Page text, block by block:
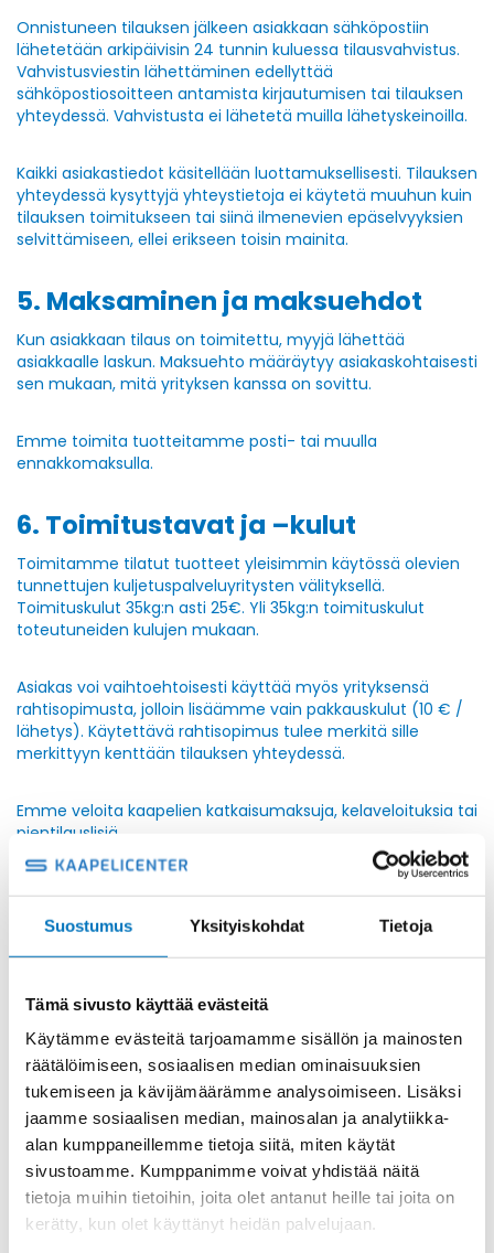
Suostumus Yksityiskohdat Tietoja
Tämä sivusto käyttää evästeitä
Käytämme evästeitä tarjoamamme sisällön ja mainosten
räätälöimiseen, sosiaalisen median ominaisuuksien
tukemiseen ja kävijämäärämme analysoimiseen. Lisäksi
jaamme sosiaalisen median, mainosalan ja analytiikka-
alan kumppaneillemme tietoja siitä, miten käytät
sivustoamme. Kumppanimme voivat yhdistää näitä
tietoja muihin tietoihin, joita olet antanut heille tai joita on
kerätty, kun olet käyttänyt heidän palvelujaan.
Onnistuneen tilauksen jälkeen asiakkaan sähköpostiin
lähetetään arkipäivisin 24 tunnin kuluessa tilausvahvistus.
Vahvistusviestin lähettäminen edellyttää
sähköpostiosoitteen antamista kirjautumisen tai tilauksen
yhteydessä. Vahvistusta ei lähetetä muilla lähetyskeinoilla.
Kaikki asiakastiedot käsitellään luottamuksellisesti. Tilauksen
yhteydessä kysyttyjä yhteystietoja ei käytetä muuhun kuin
tilauksen toimitukseen tai siinä ilmenevien epäselvyyksien
selvittämiseen, ellei erikseen toisin mainita.
5. Maksaminen ja maksuehdot
Kun asiakkaan tilaus on toimitettu, myyjä lähettää
asiakkaalle laskun. Maksuehto määräytyy asiakaskohtaisesti
sen mukaan, mitä yrityksen kanssa on sovittu.
Emme toimita tuotteitamme posti- tai muulla
ennakkomaksulla.
6. Toimitustavat ja –kulut
Toimitamme tilatut tuotteet yleisimmin käytössä olevien
tunnettujen kuljetuspalveluyritysten välityksellä.
Toimituskulut 35kg:n asti 25€. Yli 35kg:n toimituskulut
toteutuneiden kulujen mukaan.
Asiakas voi vaihtoehtoisesti käyttää myös yrityksensä
rahtisopimusta, jolloin lisäämme vain pakkauskulut (10 € /
lähetys). Käytettävä rahtisopimus tulee merkitä sille
merkittyyn kenttään tilauksen yhteydessä.
Emme veloita kaapelien katkaisumaksuja, kelaveloituksia tai
pientilauslisiä.
Tämä vaihtoehto on mainittava tilauksen yhteydessä !
7. Toimitusaika
Ennen klo 14.00 vahvistetut tilaukset pyrimme
toimittamaan saman päivän aikana. Tilausvahvistuksesta
käy ilmi myös tarkempi tuotekohtainen toimitusaika, jos
asiakkaan tilaamaa tuotetta ei löydy heti varastosta.
Asiakas on myös oikeutettu valitsemaan haluamansa
toimitusajan tilaukselleen merkitsemällä sen sille varattuun
kenttään.
Emme vastaa ylivoimaisen esteen aiheuttamista